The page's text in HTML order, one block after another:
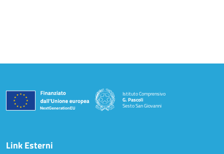
Istituto Comprensivo
G. Pascoli
Sesto San Giovanni
Link Esterni